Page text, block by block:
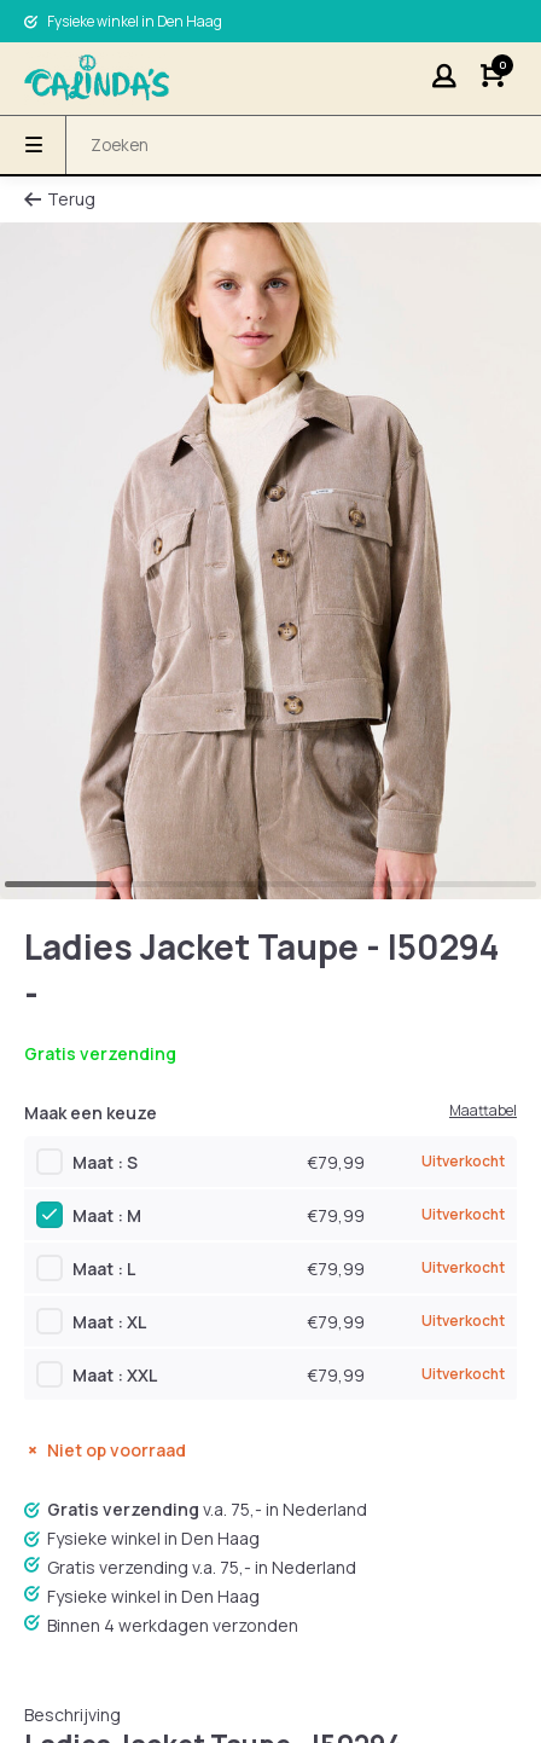
Fysieke winkel in Den Haag
0
Terug
Ladies Jacket Taupe - I50294
-
Gratis verzending
Maak een keuze
Maat : S €79,99 Uitverkocht
Maat : M €79,99 Uitverkocht
Maat : L €79,99 Uitverkocht
Maat : XL €79,99 Uitverkocht
Maat : XXL €79,99 Uitverkocht
Maattabel
Niet op voorraad
Gratis verzending v.a. 75,- in Nederland
Fysieke winkel in Den Haag
Gratis verzending v.a. 75,- in Nederland
Fysieke winkel in Den Haag
Binnen 4 werkdagen verzonden
Beschrijving